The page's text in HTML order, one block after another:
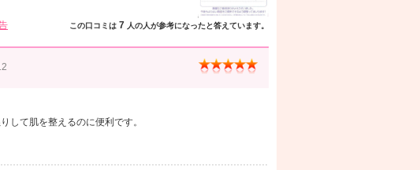
この口コミは 7 人の人が参考になったと答えています。
して肌を整えるのに便利です。